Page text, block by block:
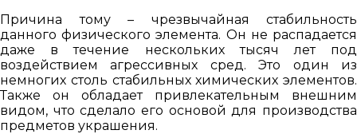
Причина тому – чрезвычайная стабильность
данного физического элемента. Он не распадается
даже в течение нескольких тысяч лет под
воздействием агрессивных сред. Это один из
немногих столь стабильных химических элементов.
Также он обладает привлекательным внешним
видом, что сделало его основой для производства
предметов украшения.